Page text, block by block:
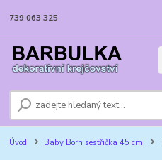
739 063 325
Úvod Baby Born sestřička 45 cm